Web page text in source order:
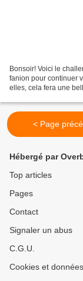
Bonsoir! Voici le
fanion pour continuer
elles, cela fera une
< Page
Hébergé par
Top articles
Pages
Contact
Signaler un abus
C.G.U.
Cookies et